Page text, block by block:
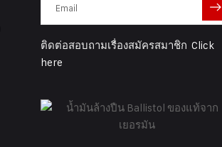
ติดต่อสอบถามเรื่องสมัครสมาชิก Click
here